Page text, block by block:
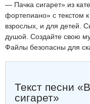
— Пачка сигарет» из
фортепиано» с текстом
взрослых, и для детей.
душой. Создайте свою
Файлы безопасны для
Текст песни
сигарет»